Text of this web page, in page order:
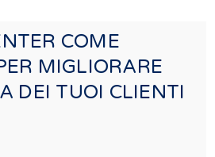
COME
MIGLIORARE
DEI TUOI CLIENTI